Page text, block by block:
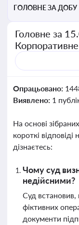
ГОЛОВНЕ ЗА ДОБУ
Головне за
Опрацьовано:
Виявлено: 1
На основі
короткі
дізнаєтесь:
Чому суд
недійсними?
Суд
фіктивних
документи